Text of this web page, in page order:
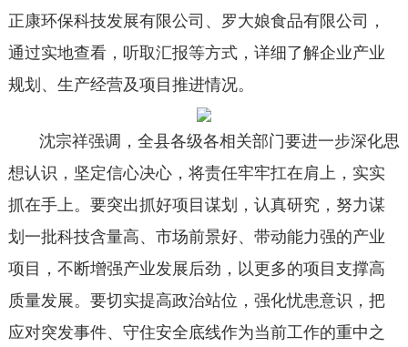
正康环保科技发展有限公司、罗大娘食品有限公司，
通过实地查看，听取汇报等方式，详细了解企业产业
规划、生产经营及项目推进情况。
沈宗祥强调，全县各级各相关部门要进一步深化思
想认识，坚定信心决心，将责任牢牢扛在肩上，实实
抓在手上。要突出抓好项目谋划，认真研究，努力谋
划一批科技含量高、市场前景好、带动能力强的产业
项目，不断增强产业发展后劲，以更多的项目支撑高
质量发展。要切实提高政治站位，强化忧患意识，把
应对突发事件、守住安全底线作为当前工作的重中之